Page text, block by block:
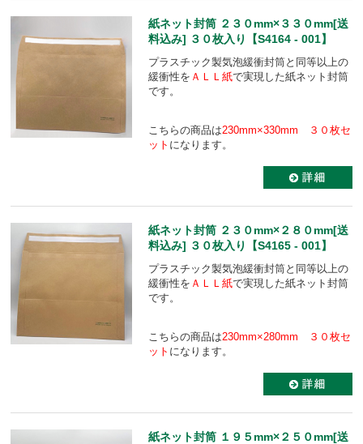
紙ネット封筒 ２３０mm×３３０mm[送
料込み] ３０枚入り【S4164 - 001】
プラスチック製気泡緩衝封筒と同等以上の
緩衝性を ＡＬＬ紙で実現した紙ネット封筒
です。
こちらの商品は230mm×330mm ３０枚セ
ット になります。
紙ネット封筒 ２３０mm×２８０mm[送
料込み] ３０枚入り【S4165 - 001】
プラスチック製気泡緩衝封筒と同等以上の
緩衝性を ＡＬＬ紙で実現した紙ネット封筒
です。
こちらの商品は230mm×280mm ３０枚セ
ット になります。
紙ネット封筒 １９５mm×２５０mm[送